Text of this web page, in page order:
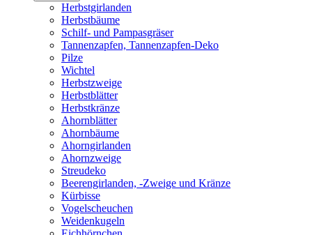
Herbstgirlanden
Herbstbäume
Schilf- und Pampasgräser
Tannenzapfen, Tannenzapfen-Deko
Pilze
Wichtel
Herbstzweige
Herbstblätter
Herbstkränze
Ahornblätter
Ahornbäume
Ahorngirlanden
Ahornzweige
Streudeko
Beerengirlanden, -Zweige und Kränze
Kürbisse
Vogelscheuchen
Weidenkugeln